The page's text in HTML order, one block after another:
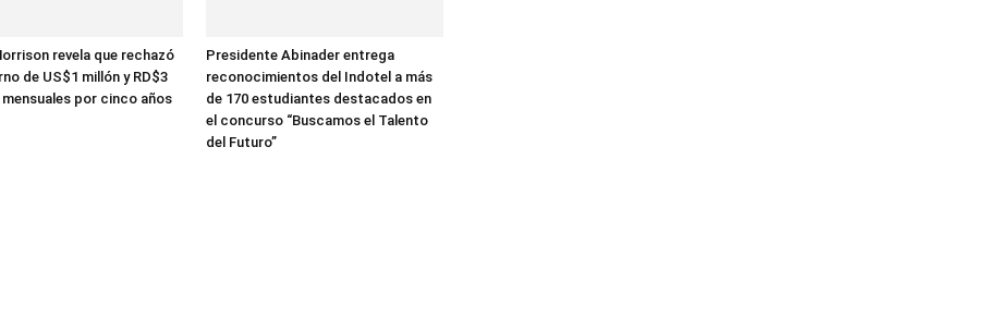
revela que rechazó
de US$1 millón y RD$3
mensuales por cinco años
Presidente Abinader entrega
reconocimientos del Indotel a más
de 170 estudiantes destacados en
el concurso “Buscamos el Talento
del Futuro”